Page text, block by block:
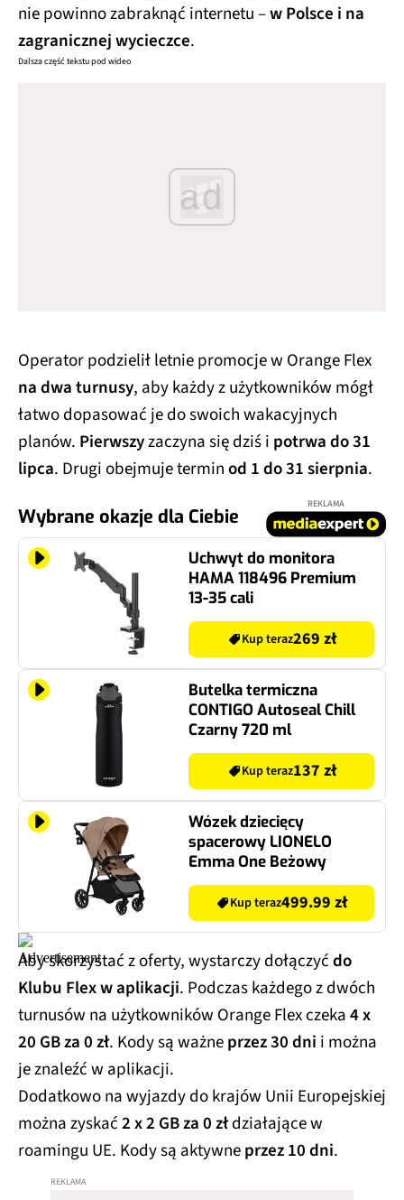
nie powinno zabraknąć internetu –w Polsce i na
zagranicznej wycieczce.
Dalsza część tekstu pod wideo
ad
Operator podzielił letnie promocje w Orange Flex
na dwa turnusy, aby każdy z użytkowników mógł
łatwo dopasować je do swoich wakacyjnych
planów. Pierwszyzaczyna się dziś i potrwa do 31
lipca. Drugi obejmuje terminod 1 do 31 sierpnia.
Wybrane okazje dla Ciebie
REKLAMA
Uchwyt do monitora
HAMA 118496 Premium
13-35 cali
Kup teraz269 zł
Butelka termiczna
CONTIGO Autoseal Chill
Czarny 720 ml
Kup teraz137 zł
Wózek dziecięcy
spacerowy LIONELO
Emma One Beżowy
Kup teraz499.99 zł
Aby skorzystać z oferty, wystarczy dołączyćdo
Klubu Flex w aplikacji. Podczas każdego z dwóch
turnusów na użytkowników Orange Flex czeka4 x
20 GB za 0 zł. Kody są ważneprzez 30 dni i można
je znaleźć w aplikacji.
Dodatkowo na wyjazdy do krajów Unii Europejskiej
można zyskać2 x 2 GB za 0 złdziałające w
roamingu UE. Kody są aktywneprzez 10 dni.